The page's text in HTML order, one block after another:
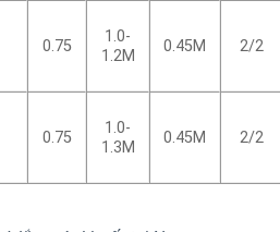
0.75
1.0-
1.2M
0.45M 2/2
0.75
1.0-
1.3M
0.45M 2/2